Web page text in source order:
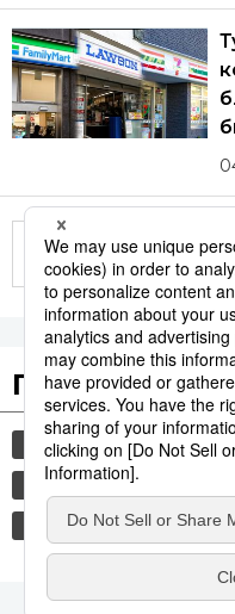
Другие
Популярные
jiji press общество
шпионаж
история